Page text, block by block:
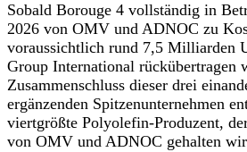
Sobald Borouge 4 vollständig in
2026 von OMV und ADNOC zu
voraussichtlich rund 7,5 Milliarden
Group International rückübertragen
Zusammenschluss dieser drei
ergänzenden Spitzenunternehmen
viertgrößte Polyolefin-Produzent,
von OMV und ADNOC gehalten